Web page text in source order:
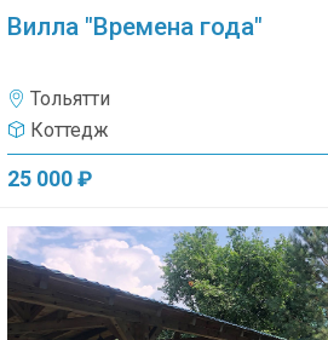
Вилла "Времена года"
Тольятти
Коттедж
25 000 ₽